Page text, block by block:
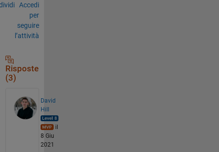
Accedi
per
seguire
l’attività
Risposte
(3)
David
Hill
il
8 Giu
2021